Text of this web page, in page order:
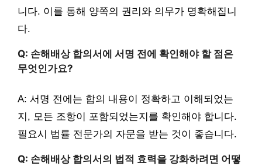
니다. 이를 통해 양쪽의 권리와 의무가 명확해집니
다.
Q: 손해배상 합의서에 서명 전에 확인해야 할 점은
무엇인가요?
A: 서명 전에는 합의 내용이 정확하고 이해되었는
지, 모든 조항이 포함되었는지를 확인해야 합니다.
필요시 법률 전문가의 자문을 받는 것이 좋습니다.
Q: 손해배상 합의서의 법적 효력을 강화하려면 어떻